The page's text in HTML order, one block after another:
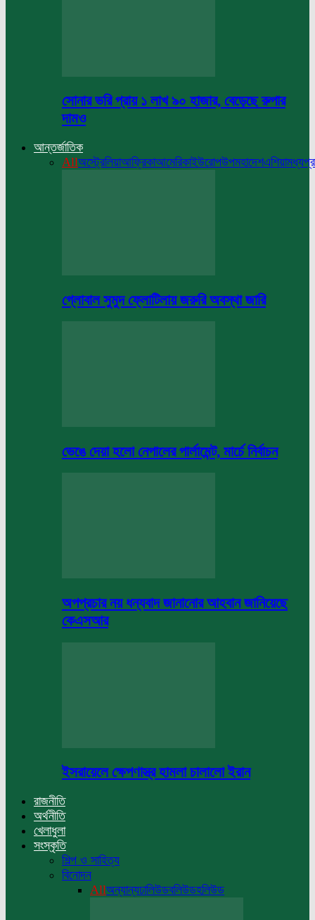
সোনার ভরি প্রায় ১ লাখ ৯০ হাজার, বেড়েছে রুপার
দামও
আন্তর্জাতিক
Allঅস্ট্রেলিয়াআফ্রিকাআমেরিকাইউরোপউপমহাদেশএশিয়া
গ্লোবাল সুমুদ ফ্লোটিলায় জরুরি অবস্থা জারি
ভেঙে দেয়া হলো নেপালের পার্লামেন্ট, মার্চে নির্বাচন
অপপ্রচার নয় ধন্যবাদ জানানোর আহবান জানিয়েছে
কেএসআর
ইসরায়েলে ক্ষেপণাস্ত্র হামলা চালালো ইরান
রাজনীতি
অর্থনীতি
খেলাধুলা
সংস্কৃতি
শিল্প ও সাহিত্য
বিনোদন
Allঅন্যান্যঢালিউডবলিউডহলিউড